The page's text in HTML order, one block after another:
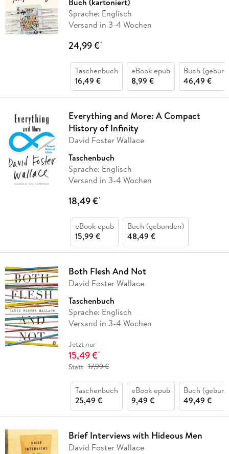
Sprache: Englisch
Versand in 3-4 Wochen
24,99 €*
Taschenbuch
16,49 €
eBook epub
8,99 €
Buch
46,49 €
Everything and More: A Compact
History of Infinity
David Foster Wallace
Taschenbuch
Sprache: Englisch
Versand in 3-4 Wochen
18,49 €*
eBook epub
15,99 €
Buch (gebunden)
48,49 €
Both Flesh And Not
David Foster Wallace
Taschenbuch
Sprache: Englisch
Versand in 3-4 Wochen
Jetzt nur
15,49 €*
Statt 17,99 €
Taschenbuch
25,49 €
eBook epub
9,49 €
Buch
49,49 €
Brief Interviews with Hideous Men
David Foster Wallace